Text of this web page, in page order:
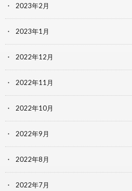
2023年2月
2023年1月
2022年12月
2022年11月
2022年10月
2022年9月
2022年8月
2022年7月